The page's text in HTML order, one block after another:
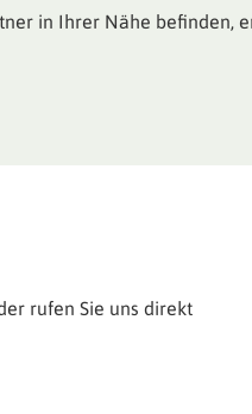
in Ihrer Nähe befinden,
rufen Sie uns direkt